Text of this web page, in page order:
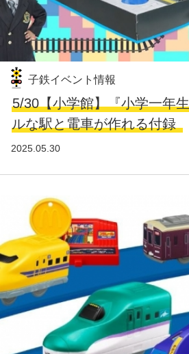
子鉄イベント情報
5/30【小学館】『小学一年
ルな駅と電車が作れる付録
2025.05.30